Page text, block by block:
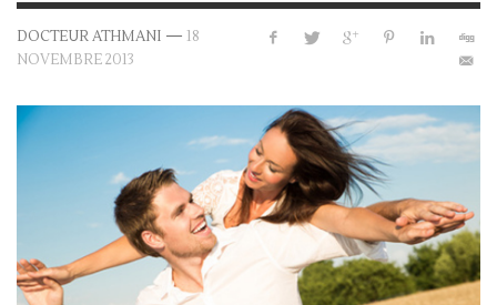
DOCTEUR ATHMANI — 18
NOVEMBRE 2013